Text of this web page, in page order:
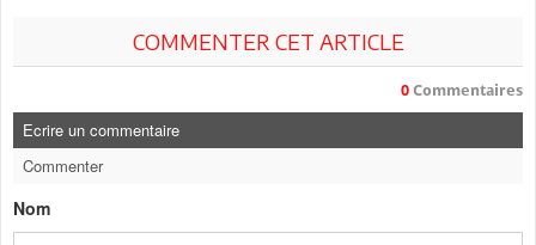
COMMENTER CET ARTICLE
0 Commentaires
Ecrire un commentaire
Commenter
Nom